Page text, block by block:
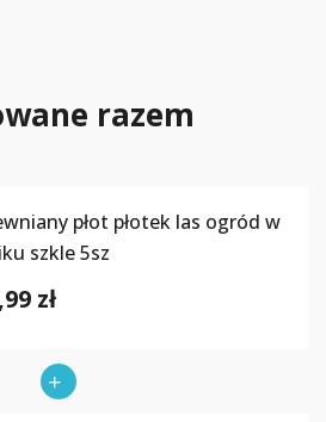
razem
płot płotek las ogród w
szkle 5sz
zł